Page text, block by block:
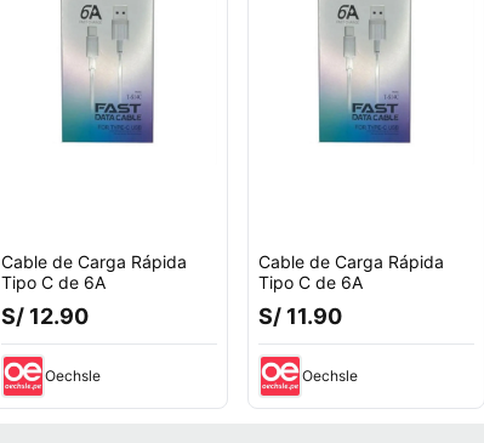
Cable de Carga Rápida
Tipo C de 6A
S/ 12.90
Oechsle
Cable de Carga Rápida
Tipo C de 6A
S/ 11.90
Oechsle